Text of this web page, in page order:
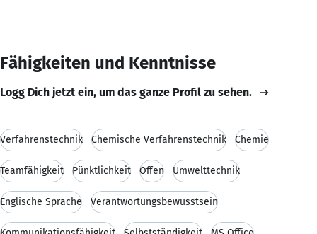
Fähigkeiten und Kenntnisse
Logg Dich jetzt ein, um das ganze Profil zu sehen.
Verfahrenstechnik Chemische Verfahrenstechnik Chemie
Teamfähigkeit Pünktlichkeit Offen Umwelttechnik
Englische Sprache Verantwortungsbewusstsein